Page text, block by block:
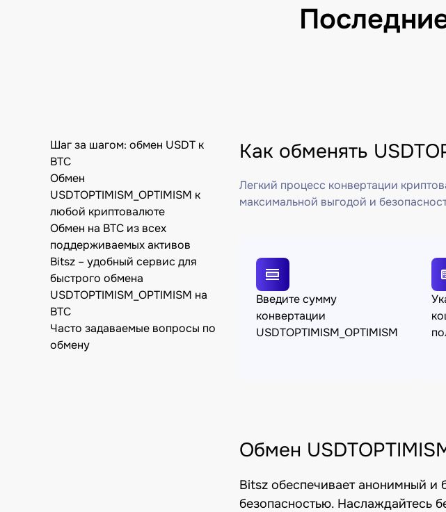
Шаг за шагом: обмен USDT к
BTC
Обмен
USDTOPTIMISM_OPTIMISM к
любой криптовалюте
Обмен на BTC из всех
поддерживаемых активов
Bitsz – удобный сервис для
быстрого обмена
USDTOPTIMISM_OPTIMISM на
BTC
Часто задаваемые вопросы по
обмену
Как обменять
Легкий процесс конвертации
максимальной выгодой и
Введите сумму
конвертации
USDTOPTIMISM_OPTIMISM
Обмен
Bitsz обеспечивает анонимный и
безопасностью. Наслаждайтесь